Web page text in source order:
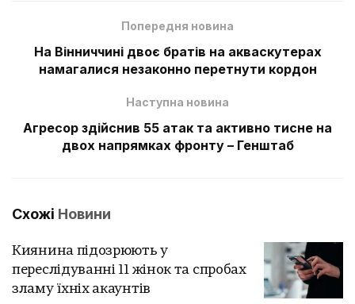
Попередня новина
На Вінниччині двоє братів на акваскутерах
намагалися незаконно перетнути кордон
Наступна новина
Агресор здійснив 55 атак та активно тисне на
двох напрямках фронту – Генштаб
Схожі Новини
Киянина підозрюють у
переслідуванні 11 жінок та спробах
зламу їхніх акаунтів